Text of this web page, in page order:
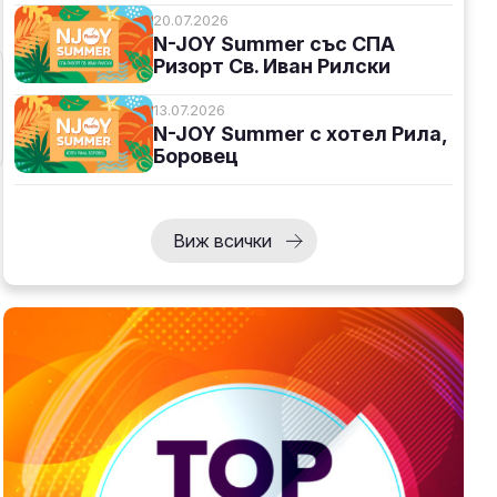
20.07.2026
N-JOY Summer със СПА
Ризорт Св. Иван Рилски
13.07.2026
N-JOY Summer с хотел Рила,
Боровец
Виж всички